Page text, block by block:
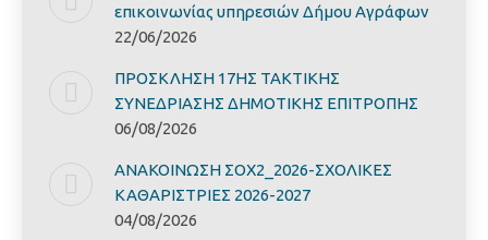
επικοινωνίας υπηρεσιών Δήμου Αγράφων
22/06/2026
ΠΡΟΣΚΛΗΣΗ 17ΗΣ ΤΑΚΤΙΚΗΣ
ΣΥΝΕΔΡΙΑΣΗΣ ΔΗΜΟΤΙΚΗΣ ΕΠΙΤΡΟΠΗΣ
06/08/2026
ΑΝΑΚΟΙΝΩΣΗ ΣΟΧ2_2026-ΣΧΟΛΙΚΕΣ
ΚΑΘΑΡΙΣΤΡΙΕΣ 2026-2027
04/08/2026